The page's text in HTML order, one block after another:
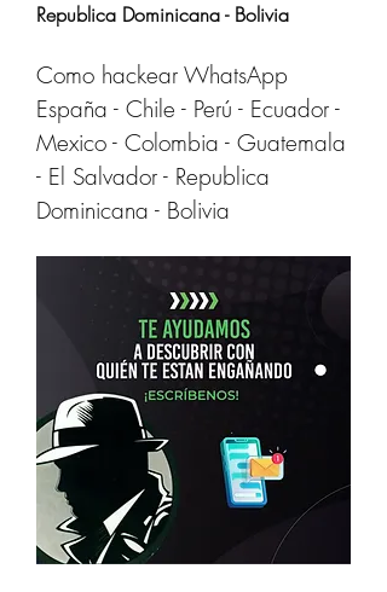
Republica Dominicana - Bolivia
Como hackear WhatsApp
España - Chile - Perú - Ecuador -
Mexico - Colombia - Guatemala
- El Salvador - Republica
Dominicana - Bolivia